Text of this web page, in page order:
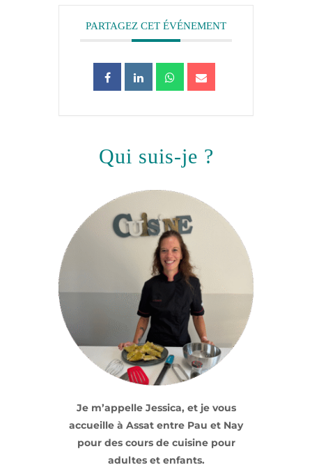
PARTAGEZ CET ÉVÉNEMENT
qui suis-je ?
Je m’appelle Jessica, et je vous
accueille à Assat entre Pau et Nay
pour des cours de cuisine pour
adultes et enfants.